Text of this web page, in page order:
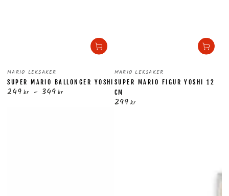
Säljare:
MARIO LEKSAKER
SUPER MARIO BALLONGER YOSHI
Ordinarie
249 kr 349 kr
Säljare:
MARIO LEKSAKER
SUPER MARIO FIGUR YOSHI 12
CM
Ordinarie
299 kr